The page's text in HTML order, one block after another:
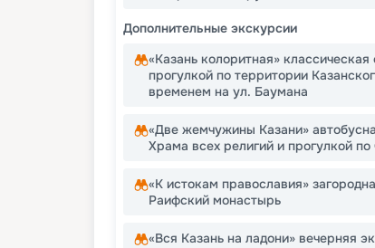
Дополнительные экскурсии
«Казань колоритная»
прогулкой по территории
временем на ул. Баумана
«Две жемчужины Казани»
Храма всех религий и прогулкой
«К истокам православия»
Раифский монастырь
«Вся Казань на ладони» вечерняя